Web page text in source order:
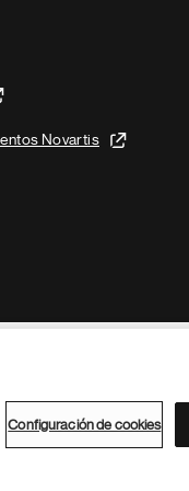
Novartis
Configuración de cookies